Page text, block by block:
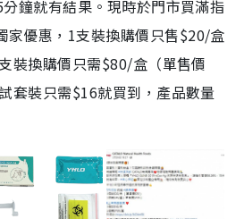
鐘就有結果。現時於門市買滿指
家優惠，1支裝換購價只售$20/盒
裝換購價只需$80/盒（單售價
套裝只需$16就買到，產品數量